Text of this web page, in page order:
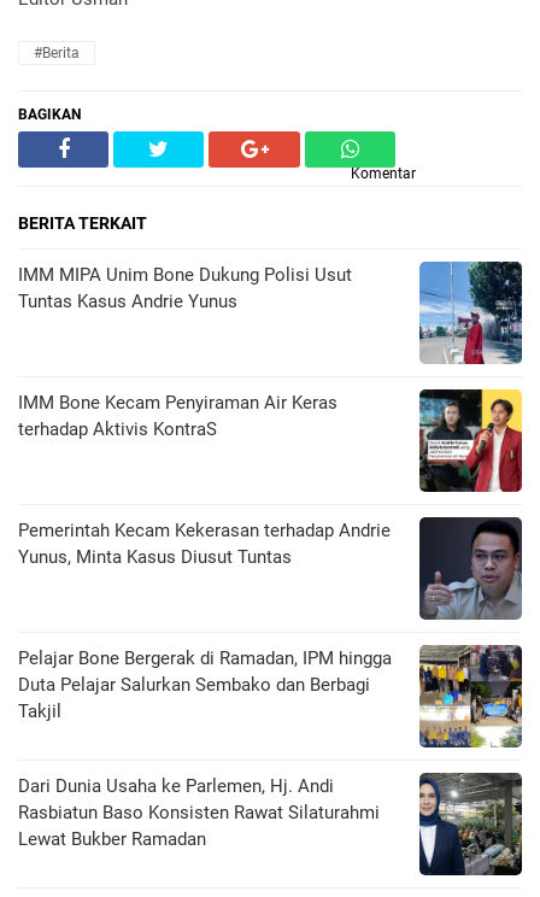
#Berita
BAGIKAN
Komentar
BERITA TERKAIT
IMM MIPA Unim Bone Dukung Polisi Usut
Tuntas Kasus Andrie Yunus
IMM Bone Kecam Penyiraman Air Keras
terhadap Aktivis KontraS
Pemerintah Kecam Kekerasan terhadap Andrie
Yunus, Minta Kasus Diusut Tuntas
Pelajar Bone Bergerak di Ramadan, IPM hingga
Duta Pelajar Salurkan Sembako dan Berbagi
Takjil
Dari Dunia Usaha ke Parlemen, Hj. Andi
Rasbiatun Baso Konsisten Rawat Silaturahmi
Lewat Bukber Ramadan